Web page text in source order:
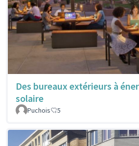
Des bureaux extérieurs à
solaire
Puchois 5